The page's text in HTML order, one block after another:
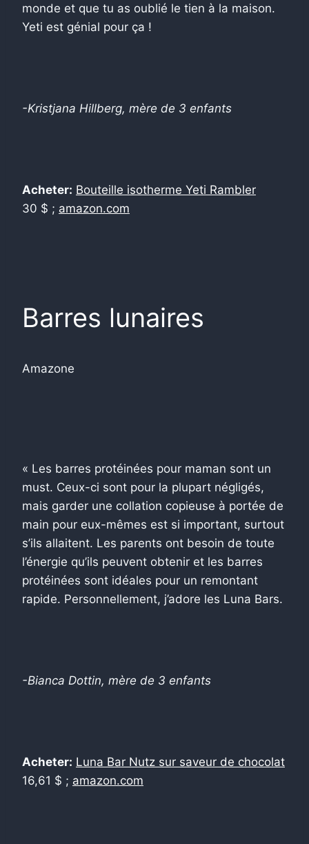
monde et que tu as oublié le tien à la maison.
Yeti est génial pour ça !
-Kristjana Hillberg, mère de 3 enfants
Acheter: Bouteille isotherme Yeti Rambler
30 $ ; amazon.com
Barres lunaires
Amazone
« Les barres protéinées pour maman sont un
must. Ceux-ci sont pour la plupart négligés,
mais garder une collation copieuse à portée de
main pour eux-mêmes est si important, surtout
s’ils allaitent. Les parents ont besoin de toute
l’énergie qu’ils peuvent obtenir et les barres
protéinées sont idéales pour un remontant
rapide. Personnellement, j’adore les Luna Bars.
-Bianca Dottin, mère de 3 enfants
Acheter: Luna Bar Nutz sur saveur de chocolat
16,61 $ ; amazon.com